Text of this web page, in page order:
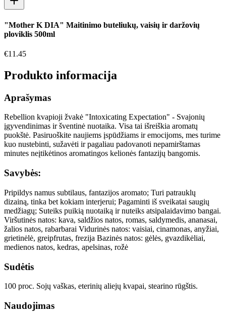
"Mother K DIA" Maitinimo buteliukų, vaisių ir daržovių
ploviklis 500ml
€11.45
Produkto informacija
Aprašymas
Rebellion kvapioji žvakė "Intoxicating Expectation" - Svajonių
įgyvendinimas ir šventinė nuotaika. Visa tai išreiškia aromatų
puokštė. Pasiruoškite naujiems įspūdžiams ir emocijoms, mes turime
kuo nustebinti, sužavėti ir pagaliau padovanoti nepamirštamas
minutes neįtikėtinos aromatingos kelionės fantazijų bangomis.
Savybės:
Pripildys namus subtilaus, fantazijos aromato; Turi patrauklų
dizainą, tinka bet kokiam interjerui; Pagaminti iš sveikatai saugių
medžiagų; Suteiks puikią nuotaiką ir nuteiks atsipalaidavimo bangai.
Viršutinės natos: kava, saldžios natos, romas, saldymedis, ananasai,
žalios natos, rabarbarai Vidurinės natos: vaisiai, cinamonas, anyžiai,
grietinėlė, greipfrutas, frezija Bazinės natos: gėlės, gvazdikėliai,
medienos natos, kedras, apelsinas, rožė
Sudėtis
100 proc. Sojų vaškas, eterinių aliejų kvapai, stearino rūgštis.
Naudojimas